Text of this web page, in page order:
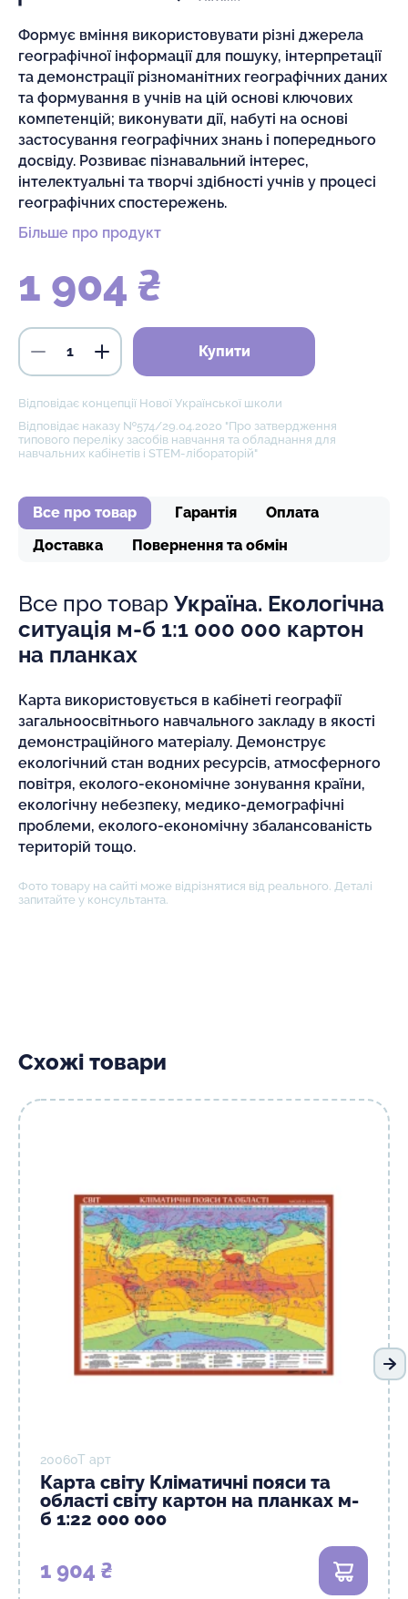
Формує вміння використовувати різні джерела
географічної інформації для пошуку, інтерпретації
та демонстрації різноманітних географічних даних
та формування в учнів на цій основі ключових
компетенцій; виконувати дії, набуті на основі
застосування географічних знань і попереднього
досвіду. Розвиває пізнавальний інтерес,
інтелектуальні та творчі здібності учнів у процесі
географічних спостережень.
Більше про продукт
1 904 ₴
Купити
Відповідає концепції Нової Української школи
Відповідає наказу №574/29.04.2020 "Про затвердження
типового переліку засобів навчання та обладнання для
навчальних кабінетів і STEM-лібораторій"
Все про товар Гарантія
Оплата
Доставка
Повернення та обмін
Все про товар Україна. Екологічна
ситуація м-б 1:1 000 000 картон
на планках
Карта використовується в кабінеті географії
загальноосвітнього навчального закладу в якості
демонстраційного матеріалу. Демонструє
екологічний стан водних ресурсів, атмосферного
повітря, еколого-економічне зонування країни,
екологічну небезпеку, медико-демографічні
проблеми, еколого-економічну збалансованість
територій тощо.
Фото товару на сайті може відрізнятися від реального. Деталі
запитайте у консультанта.
Схожі товари
20060T арт
Карта світу Кліматичні пояси та
області світу картон на планках м-
б 1:22 000 000
1 904 ₴ В кошик